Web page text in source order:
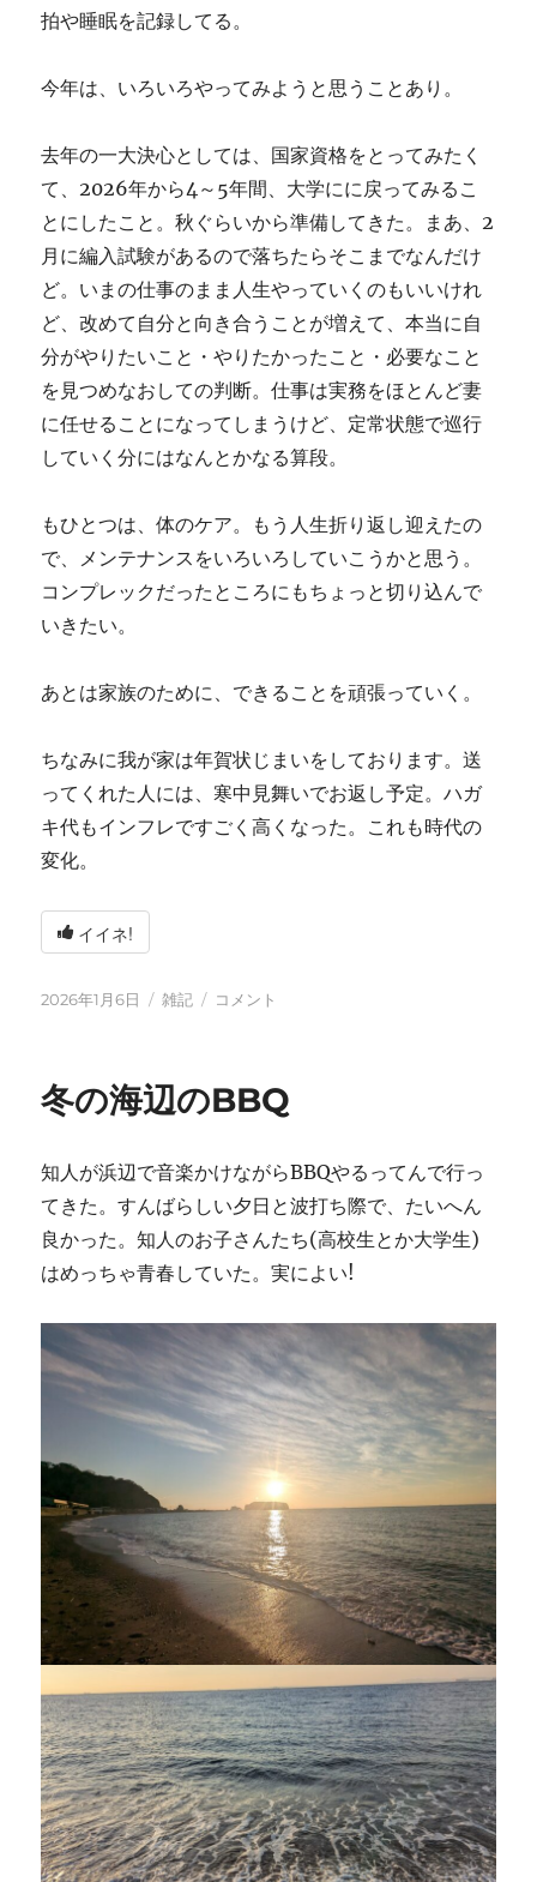
拍や睡眠を記録してる。
今年は、いろいろやってみようと思うことあり。
去年の一大決心としては、国家資格をとってみたく
て、2026年から4～5年間、大学にに戻ってみるこ
とにしたこと。秋ぐらいから準備してきた。まあ、2
月に編入試験があるので落ちたらそこまでなんだけ
ど。いまの仕事のまま人生やっていくのもいいけれ
ど、改めて自分と向き合うことが増えて、本当に自
分がやりたいこと・やりたかったこと・必要なこと
を見つめなおしての判断。仕事は実務をほとんど妻
に任せることになってしまうけど、定常状態で巡行
していく分にはなんとかなる算段。
もひとつは、体のケア。もう人生折り返し迎えたの
で、メンテナンスをいろいろしていこうかと思う。
コンプレックだったところにもちょっと切り込んで
いきたい。
あとは家族のために、できることを頑張っていく。
ちなみに我が家は年賀状じまいをしております。送
ってくれた人には、寒中見舞いでお返し予定。ハガ
キ代もインフレですごく高くなった。これも時代の
変化。
イイネ!
投
2026年1月6日
カ
ー
雑記
2026
コメント
冬の海辺のBBQ
知人が浜辺で音楽かけながらBBQやるってんで行っ
てきた。すんばらしい夕日と波打ち際で、たいへん
良かった。知人のお子さんたち(高校生とか大学生)
はめっちゃ青春していた。実によい!